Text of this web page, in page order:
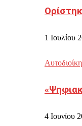
1 Ιουλίου
4 Ιουνίου